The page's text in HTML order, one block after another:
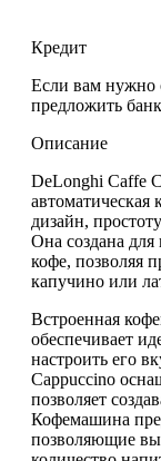
Кредит
Если вам нужно
предложить
Описание
DeLonghi Caffe
автоматическая
дизайн,
Она создана для
кофе, позволяя
капучино или
Встроенная
обеспечивает
настроить его
Cappuccino
позволяет
Кофемашина
позволяющие